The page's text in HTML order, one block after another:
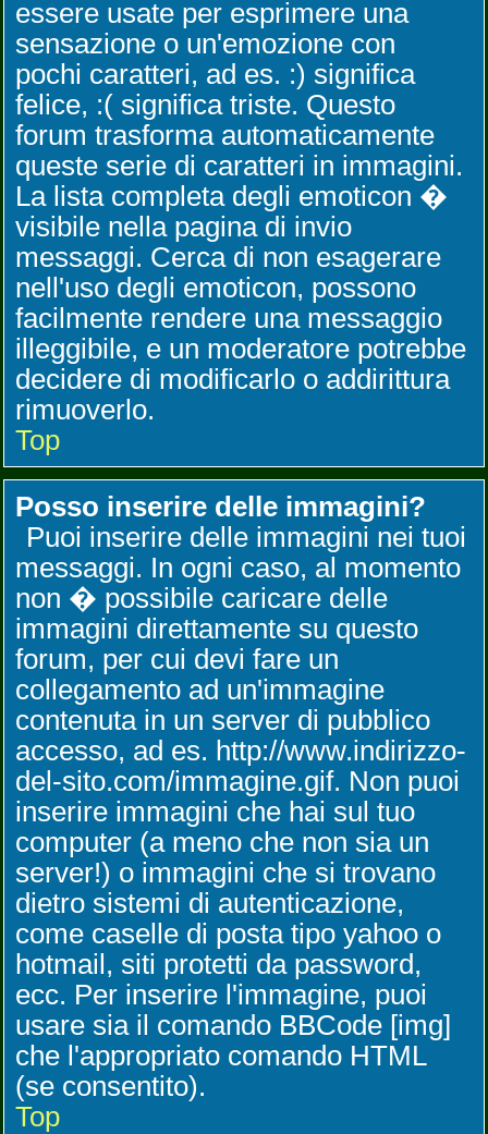
essere usate per esprimere una
sensazione o un'emozione con
pochi caratteri, ad es. :) significa
felice, :( significa triste. Questo
forum trasforma automaticamente
queste serie di caratteri in immagini.
La lista completa degli emoticon �
visibile nella pagina di invio
messaggi. Cerca di non esagerare
nell'uso degli emoticon, possono
facilmente rendere una messaggio
illeggibile, e un moderatore potrebbe
decidere di modificarlo o addirittura
rimuoverlo.
Top
Posso inserire delle immagini?
Puoi inserire delle immagini nei tuoi
messaggi. In ogni caso, al momento
non � possibile caricare delle
immagini direttamente su questo
forum, per cui devi fare un
collegamento ad un'immagine
contenuta in un server di pubblico
accesso, ad es. http://www.indirizzo-
del-sito.com/immagine.gif. Non puoi
inserire immagini che hai sul tuo
computer (a meno che non sia un
server!) o immagini che si trovano
dietro sistemi di autenticazione,
come caselle di posta tipo yahoo o
hotmail, siti protetti da password,
ecc. Per inserire l'immagine, puoi
usare sia il comando BBCode [img]
che l'appropriato comando HTML
(se consentito).
Top